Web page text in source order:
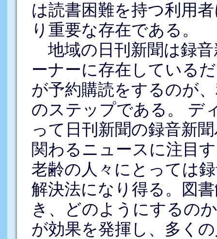
は読書困難を持つ利用
り重要な存在である。
地域の日刊新聞は録
ーナーに存在している
が予約購読をするのが
のステップである。 デ
って日刊新聞の録音新
関わるニュースに注目
老齢の人々にとっては
解決法になり得る。図
き、どのようにするの
が効果を発揮し、多く